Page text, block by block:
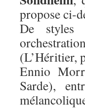
propose ci-
De styles
(L’Héritier,
Ennio
Sarde),